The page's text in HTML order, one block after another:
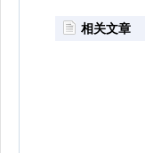
相关文章